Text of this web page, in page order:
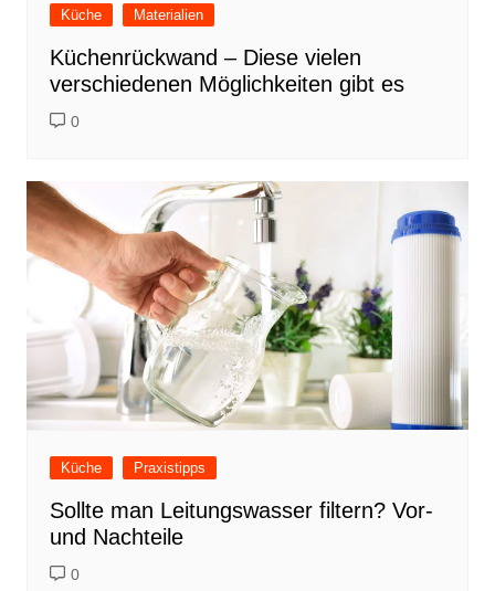
Küche Materialien
Küchenrückwand – Diese vielen
verschiedenen Möglichkeiten gibt es
0
Küche Praxistipps
Sollte man Leitungswasser filtern? Vor-
und Nachteile
0